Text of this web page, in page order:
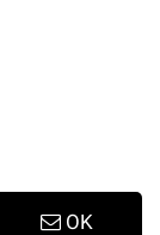
OK